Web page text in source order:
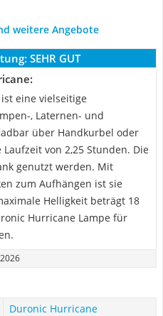
weitere Angebote
SEHR GUT
eine vielseitige
, Laternen- und
über Handkurbel oder
von 2,25 Stunden. Die
genutzt werden. Mit
zum Aufhängen ist sie
Helligkeit beträgt 18
Hurricane Lampe für
Duronic Hurricane